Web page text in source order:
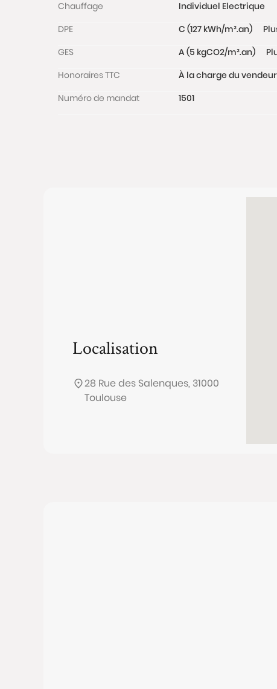
Chauffage
Individuel Electrique
DPE
C (127 kWh/m².an)
GES
A (5 kgCO2/m².an)
Honoraires TTC
À la charge du vendeur
Numéro de mandat
1501
Localisation
28 Rue des Salenques, 31000
Toulouse